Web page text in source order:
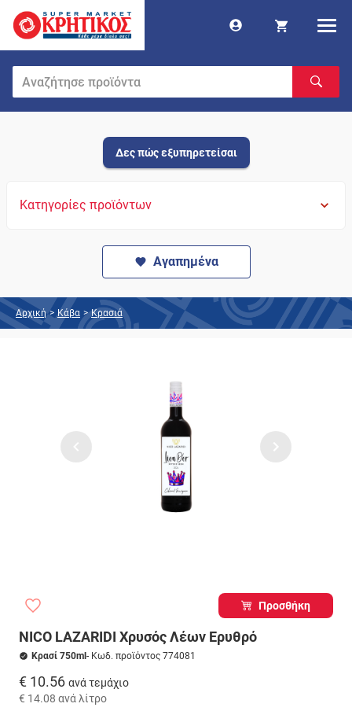
Δες πώς εξυπηρετείσαι
Κατηγορίες προϊόντων
Αγαπημένα
Αρχική > Κάβα > Κρασιά
Προσθήκη
NICO LAZARIDI Χρυσός Λέων Ερυθρό
Κρασί 750ml - Κωδ. προϊόντος 774081
€ 10.56 ανά τεμάχιο
€ 14.08 ανά λίτρο